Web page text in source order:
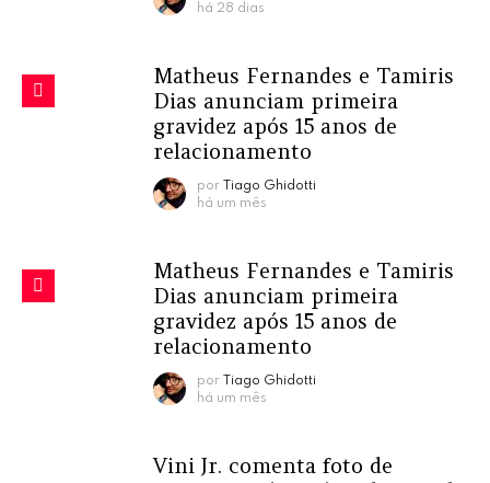
há 28 dias
Matheus Fernandes e Tamiris
Dias anunciam primeira
gravidez após 15 anos de
relacionamento
por
Tiago Ghidotti
há um mês
Matheus Fernandes e Tamiris
Dias anunciam primeira
gravidez após 15 anos de
relacionamento
por
Tiago Ghidotti
há um mês
Vini Jr. comenta foto de